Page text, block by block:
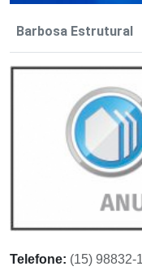
Barbosa Estrutural
Telefone: (15) 98832-